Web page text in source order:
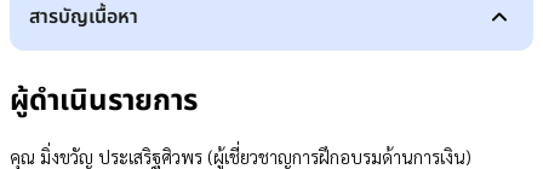
สารบัญเนื้อหา
ผู้ดำเนินรายการ
SPayLater จ่ายอะไรได้บ้าง
ความเสี่ยงของบริการรับจ่ายค่าน้ำ จ่ายค่าไฟผ่าน Shopee
ผู้ดำเนินรายการ
คุณ มิ่งขวัญ ประเสริฐศิวพร (ผู้เชี่ยวชาญการฝึกอบรมด้านการเงิน)